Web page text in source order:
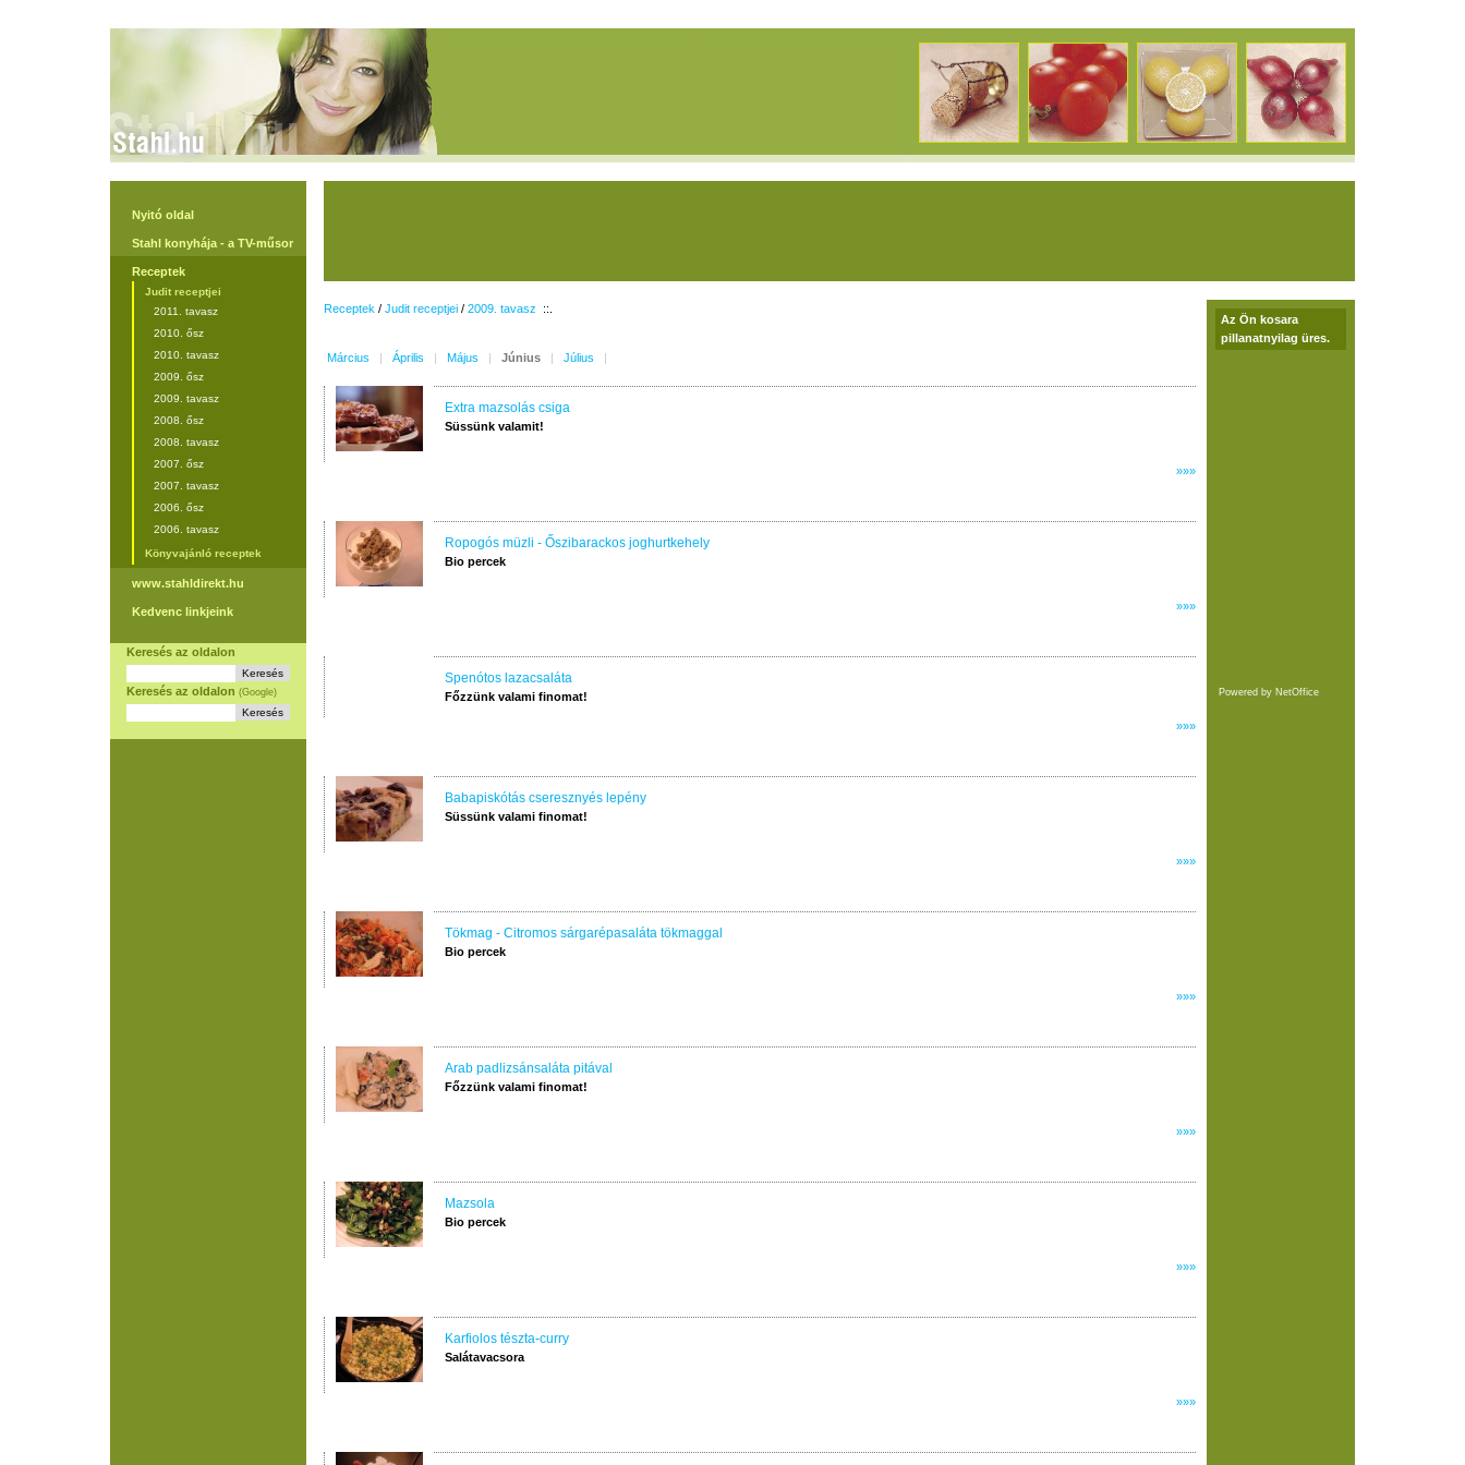
Nyitó oldal
Stahl konyhája - a TV-műsor
Receptek
Judit receptjei
2011. tavasz
2010. ősz
2010. tavasz
2009. ősz
2009. tavasz
2008. ősz
2008. tavasz
2007. ősz
2007. tavasz
2006. ősz
2006. tavasz
Könyvajánló receptek
www.stahldirekt.hu
Kedvenc linkjeink
Keresés az oldalon
Keresés az oldalon (Google)
Receptek / Judit receptjei / 2009. tavasz ::.
Március | Április | Május | Június | Július |
Extra mazsolás csiga
Süssünk valamit!
»»»
Ropogós müzli - Őszibarackos joghurtkehely
Bio percek
»»»
Spenótos lazacsaláta
Főzzünk valami finomat!
»»»
Babapiskótás cseresznyés lepény
Süssünk valami finomat!
»»»
Tökmag - Citromos sárgarépasaláta tökmaggal
Bio percek
»»»
Arab padlizsánsaláta pitával
Főzzünk valami finomat!
»»»
Mazsola
Bio percek
»»»
Karfiolos tészta-curry
Salátavacsora
»»»
Az Ön kosara
pillanatnyilag üres.
Powered by NetOffice